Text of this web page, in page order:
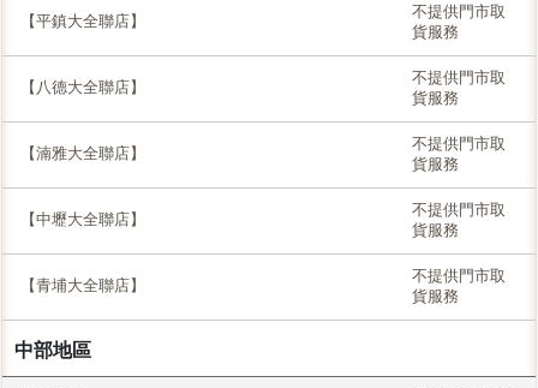
【平鎮大全聯店】
不提供門市取
貨服務
【八德大全聯店】
不提供門市取
貨服務
【湳雅大全聯店】
不提供門市取
貨服務
【中壢大全聯店】
不提供門市取
貨服務
【青埔大全聯店】
不提供門市取
貨服務
中部地區